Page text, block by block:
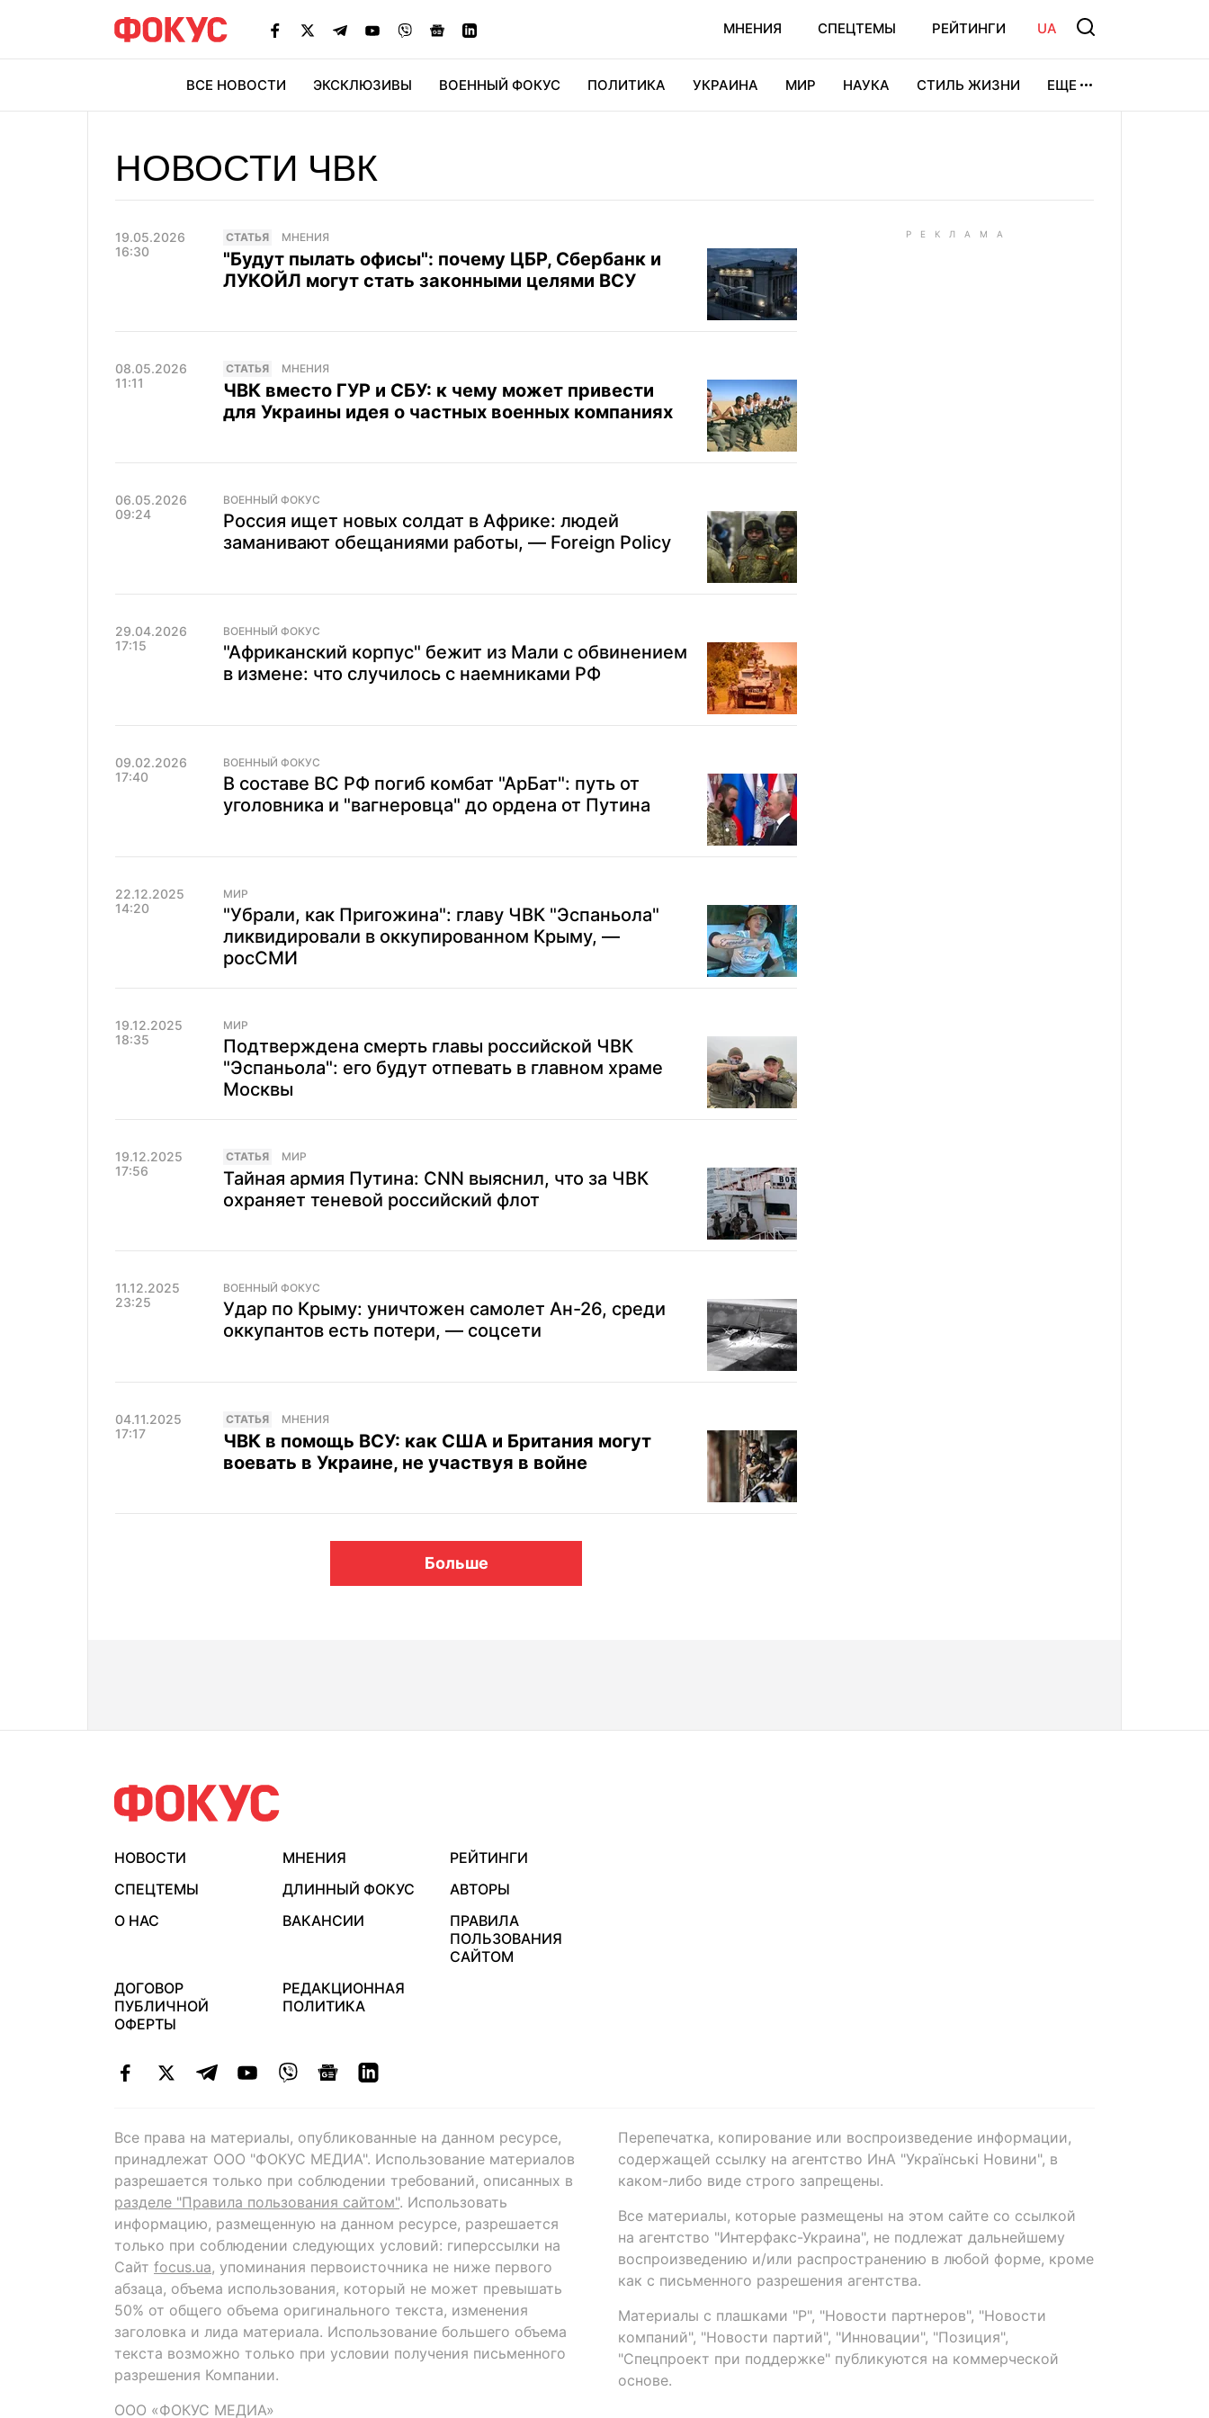
МНЕНИЯ СПЕЦТЕМЫ РЕЙТИНГИ UA
ВСЕ НОВОСТИ ЭКСКЛЮЗИВЫ ВОЕННЫЙ ФОКУС ПОЛИТИКА УКРАИНА МИР НАУКА СТИЛЬ ЖИЗНИ ЕЩЕ
НОВОСТИ ЧВК
19.05.2026
16:30
CТАТЬЯ МНЕНИЯ
"Будут пылать офисы": почему ЦБР, Сбербанк и
ЛУКОЙЛ могут стать законными целями ВСУ
08.05.2026
11:11
CТАТЬЯ МНЕНИЯ
ЧВК вместо ГУР и СБУ: к чему может привести
для Украины идея о частных военных компаниях
06.05.2026
09:24
ВОЕННЫЙ ФОКУС
Россия ищет новых солдат в Африке: людей
заманивают обещаниями работы, — Foreign Policy
29.04.2026
17:15
ВОЕННЫЙ ФОКУС
"Африканский корпус" бежит из Мали с обвинением
в измене: что случилось с наемниками РФ
09.02.2026
17:40
ВОЕННЫЙ ФОКУС
В составе ВС РФ погиб комбат "АрБат": путь от
уголовника и "вагнеровца" до ордена от Путина
22.12.2025
14:20
МИР
"Убрали, как Пригожина": главу ЧВК "Эспаньола"
ликвидировали в оккупированном Крыму, —
росСМИ
19.12.2025
18:35
МИР
Подтверждена смерть главы российской ЧВК
"Эспаньола": его будут отпевать в главном храме
Москвы
19.12.2025
17:56
CТАТЬЯ МИР
Тайная армия Путина: CNN выяснил, что за ЧВК
охраняет теневой российский флот
11.12.2025
23:25
ВОЕННЫЙ ФОКУС
Удар по Крыму: уничтожен самолет Ан-26, среди
оккупантов есть потери, — соцсети
04.11.2025
17:17
CТАТЬЯ МНЕНИЯ
ЧВК в помощь ВСУ: как США и Британия могут
воевать в Украине, не участвуя в войне
Больше
НОВОСТИ МНЕНИЯ
РЕЙТИНГИ
СПЕЦТЕМЫ
ДЛИННЫЙ ФОКУС
АВТОРЫ
О НАС
ВАКАНСИИ
ПРАВИЛА
ПОЛЬЗОВАНИЯ
САЙТОМ
ДОГОВОР
ПУБЛИЧНОЙ
ОФЕРТЫ
РЕДАКЦИОННАЯ
ПОЛИТИКА
Все права на материалы, опубликованные на данном ресурсе,
принадлежат ООО "ФОКУС МЕДИА". Использование материалов
разрешается только при соблюдении требований, описанных в
разделе "Правила пользования сайтом". Использовать
информацию, размещенную на данном ресурсе, разрешается
только при соблюдении следующих условий: гиперссылки на
Сайт focus.ua, упоминания первоисточника не ниже первого
абзаца, объема использования, который не может превышать
50% от общего объема оригинального текста, изменения
заголовка и лида материала. Использование большего объема
текста возможно только при условии получения письменного
разрешения Компании.
ООО «ФОКУС МЕДИА»
Перепечатка, копирование или воспроизведение информации,
содержащей ссылку на агентство ИнА "Українські Новини", в
каком-либо виде строго запрещены.
Все материалы, которые размещены на этом сайте со ссылкой
на агентство "Интерфакс-Украина", не подлежат дальнейшему
воспроизведению и/или распространению в любой форме, кроме
как с письменного разрешения агентства.
Материалы с плашками "Р", "Новости партнеров", "Новости
компаний", "Новости партий", "Инновации", "Позиция",
"Спецпроект при поддержке" публикуются на коммерческой
основе.